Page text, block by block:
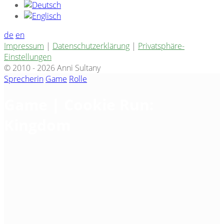
de en
Impressum | Datenschutzerklärung | Privatsphäre-
Einstellungen
© 2010 - 2026 Anni Sultany
Sprecherin Game Rolle